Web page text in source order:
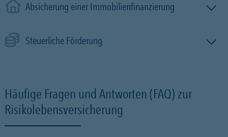
Absicherung einer Immobilien­finanzierung
Steuerliche Förderung
Häufige Fragen und Antworten (FAQ) zur
Risikolebensversicherung